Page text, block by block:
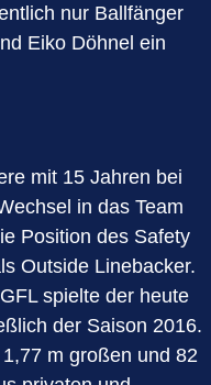
nur Ballfänger
Eiko Döhnel ein
mit 15 Jahren bei
in das Team
Position des Safety
Outside Linebacker.
spielte der heute
der Saison 2016.
m großen und 82